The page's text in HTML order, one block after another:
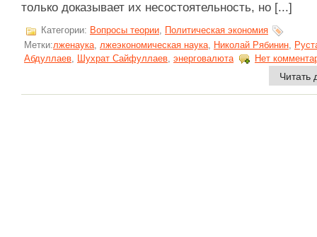
только доказывает их несостоятельность, но [...]
Категории: Вопросы теории, Политическая экономия
Метки:лженаука лжеэкономическая наука Николай Рябинин
Абдуллаев, Шухрат Сайфуллаев, энерговалюта Нет
Читать